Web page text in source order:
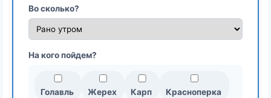
Во сколько?
На кого пойдем?
Голавль Жерех Карп Красноперка